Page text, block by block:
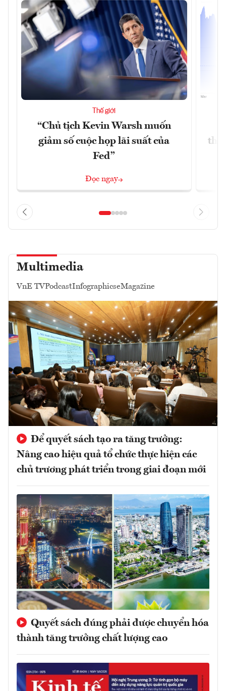
Thế giới
“Chủ tịch Kevin Warsh muốn
giảm số cuộc họp lãi suất của
Fed”
Đọc ngay
Multimedia
VnE TVPodcastInfographicseMagazine
Để quyết sách tạo ra tăng trưởng:
Nâng cao hiệu quả tổ chức thực hiện các
chủ trương phát triển trong giai đoạn mới
Quyết sách đúng phải được chuyển hóa
thành tăng trưởng chất lượng cao